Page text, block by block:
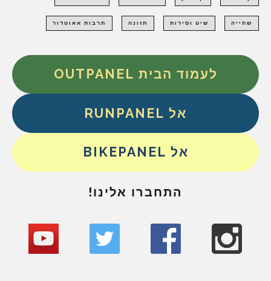
שחייה שיט וסירות תזונה תרבות אאוטדור
לעמוד הבית OUTPANEL
אל RUNPANEL
אל BIKEPANEL
התחברו אלינו!